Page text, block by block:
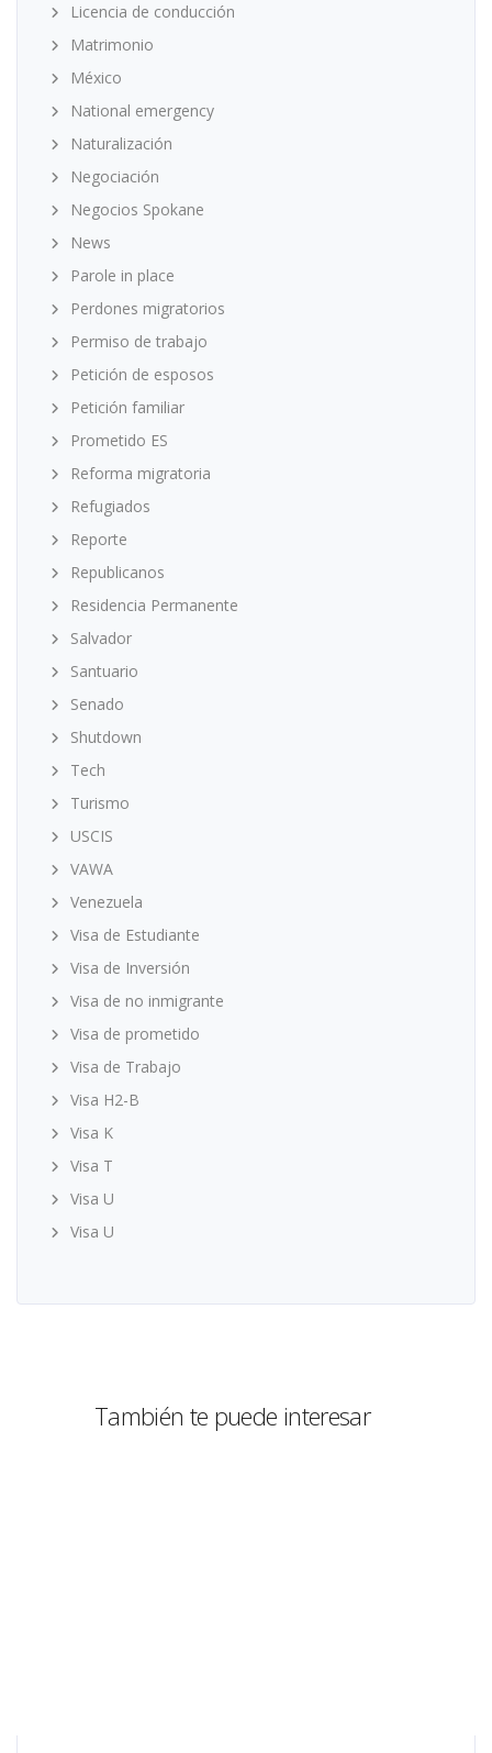
Licencia de conducción
Matrimonio
México
National emergency
Naturalización
Negociación
Negocios Spokane
News
Parole in place
Perdones migratorios
Permiso de trabajo
Petición de esposos
Petición familiar
Prometido ES
Reforma migratoria
Refugiados
Reporte
Republicanos
Residencia Permanente
Salvador
Santuario
Senado
Shutdown
Tech
Turismo
USCIS
VAWA
Venezuela
Visa de Estudiante
Visa de Inversión
Visa de no inmigrante
Visa de prometido
Visa de Trabajo
Visa H2-B
Visa K
Visa T
Visa U
Visa U
También te puede interesar